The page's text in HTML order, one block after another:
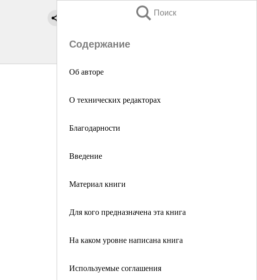
Поиск
Содержание
Об авторе
О технических редакторах
Благодарности
Введение
Материал книги
Для кого предназначена эта книга
На каком уровне написана книга
Используемые соглашения